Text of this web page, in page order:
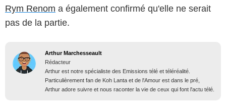
Rym Renom a également confirmé qu'elle ne serait
pas de la partie.
Arthur Marchesseault
Rédacteur
Arthur est notre spécialiste des Emissions télé et téléréalité.
Particulièrement fan de Koh Lanta et de l'Amour est dans le pré,
Arthur adore suivre et nous raconter la vie de ceux qui font l'actu télé.